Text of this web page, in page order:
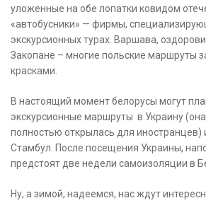
уложенные на обе лопатки ковидом
«автобусники» — фирмы,
экскурсионных турах. Варшава,
Закопане – многие польские маршруты
красками.
В настоящий момент белорусы могут
экскурсионные маршруты в Украину
полностью открылась для иностранцев)
Стамбул. После посещения Украины,
предстоят две недели самоизоляции в
Ну, а зимой, надеемся, нас ждут